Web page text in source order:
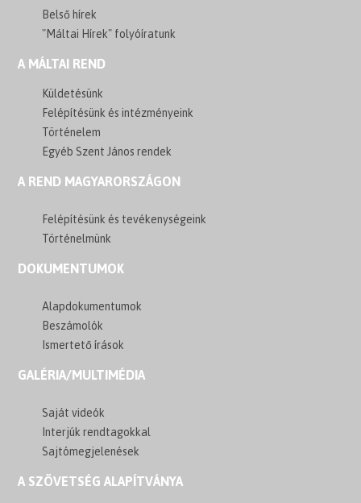
Belső hírek
"Máltai Hírek" folyóíratunk
A MÁLTAI REND
Küldetésünk
Felépítésünk és intézményeink
Történelem
Egyéb Szent János rendek
A REND MAGYARORSZÁGON
Felépítésünk és tevékenységeink
Történelmünk
DOKUMENTUMOK
Alapdokumentumok
Beszámolók
Ismertető írások
GALÉRIA/MULTIMÉDIA
Saját videók
Interjúk rendtagokkal
Sajtómegjelenések
A SZÖVETSÉG ALAPÍTVÁNYA